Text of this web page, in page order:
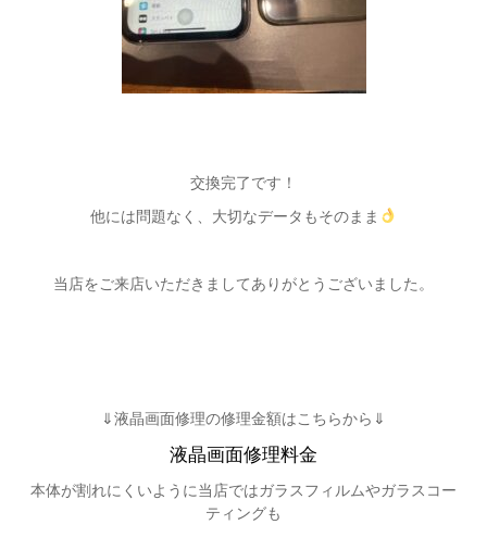
交換完了です！
他には問題なく、大切なデータもそのまま
当店をご来店いただきましてありがとうございました。
⇓液晶画面修理の修理金額はこちらから⇓
液晶画面修理料金
本体が割れにくいように当店ではガラスフィルムやガラスコー
ティングも